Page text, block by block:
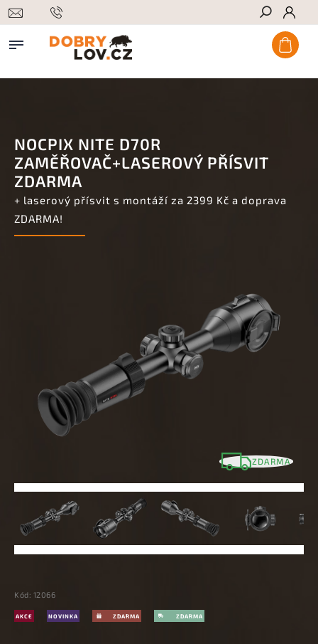
Hledat
NOCPIX NITE D70R
ZAMĚŘOVAČ+LASEROVÝ PŘÍSVIT
ZDARMA
+ laserový přísvit s montáží za 2399 Kč a doprava
ZDARMA!
ZDARMA
Kód: 12066
AKCE NOVINKA